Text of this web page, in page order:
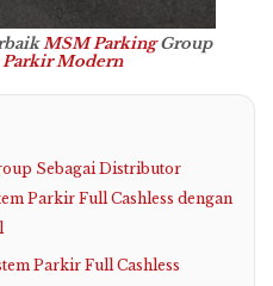
MSM ParkingGroup
Parkir Modern
Sebagai Distributor
Parkir Full Cashless dengan
Parkir Full Cashless